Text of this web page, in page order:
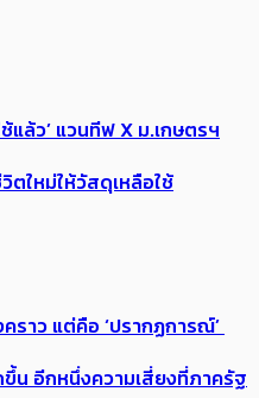
แล้ว’ แวนทีฟ X ม.เกษตรฯ
ใหม่ให้วัสดุเหลือใช้
ราว แต่คือ ‘ปรากฏการณ์’
น อีกหนึ่งความเสี่ยงที่ภาครัฐ